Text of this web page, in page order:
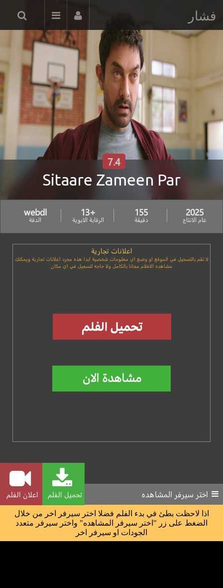
فشار
Sitaare Zameen Par
7.4
2025
عام الانتاج
155
دقيقة
+13
الرقابة الابوية
webdl
الدقة
اعلانات تجارية
لا تقم بالتسجيل في الموقع او وضع اي معلومات شخصية ابدا هذه مجرد اعلانات تجارية ويمكنك
مشاهده الافلام مجانا بالكامل ولا حاجه لتسجيل في اي مكان
تحميل الفلم اعلان الفلم اختر سيرفر المشاهده
اذا لاحظت بطئ في بدء الفلم فضلا اختر سيرفر اخر من خلال
الضغط على زر "اختر سيرفر المشاهده" واختر سيرفر متعدد
الجودات او سيرفر اخر